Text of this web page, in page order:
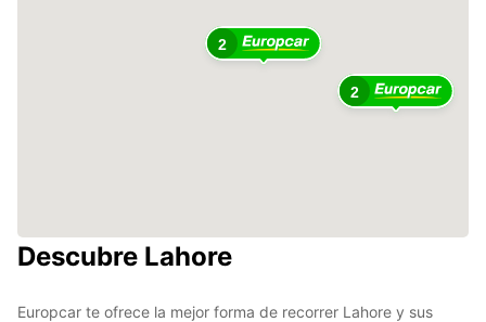
2
2
Descubre Lahore
Europcar te ofrece la mejor forma de recorrer Lahore y sus